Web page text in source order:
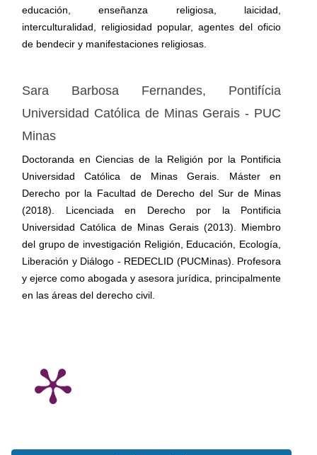
educación, enseñanza religiosa, laicidad,
interculturalidad, religiosidad popular, agentes del oficio
de bendecir y manifestaciones religiosas.
Sara Barbosa Fernandes, Pontifícia
Universidad Católica de Minas Gerais - PUC
Minas
Doctoranda en Ciencias de la Religión por la Pontificia
Universidad Católica de Minas Gerais. Máster en
Derecho por la Facultad de Derecho del Sur de Minas
(2018). Licenciada en Derecho por la Pontificia
Universidad Católica de Minas Gerais (2013). Miembro
del grupo de investigación Religión, Educación, Ecología,
Liberación y Diálogo - REDECLID (PUCMinas). Profesora
y ejerce como abogada y asesora jurídica, principalmente
en las áreas del derecho civil.